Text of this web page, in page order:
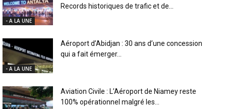
- A LA UNE
Records historiques de trafic et de...
- A LA UNE
Aéroport d’Abidjan : 30 ans d’une concession
qui a fait émerger...
Aviation Civile : L’Aéroport de Niamey reste
100% opérationnel malgré les...